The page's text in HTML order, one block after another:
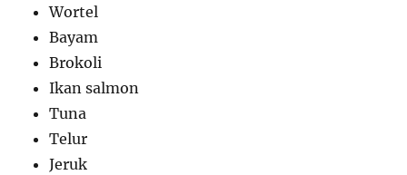
Wortel
Bayam
Brokoli
Ikan salmon
Tuna
Telur
Jeruk